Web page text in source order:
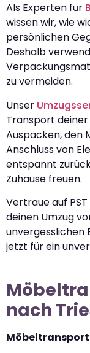
Als Experten für
wissen wir, wie
persönlichen
Deshalb
zu vermeiden.
Unser
Transport deiner
Auspacken, den
Anschluss von
entspannt
Zuhause freuen.
Vertraue auf
deinen Umzug
unvergesslichen
jetzt für ein
nach
Möbeltransport